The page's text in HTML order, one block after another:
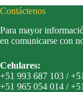
Contáctenos
Para mayor
en comunicarse con
Celulares:
+51 993 687 103 /
+51 965 054 014 /